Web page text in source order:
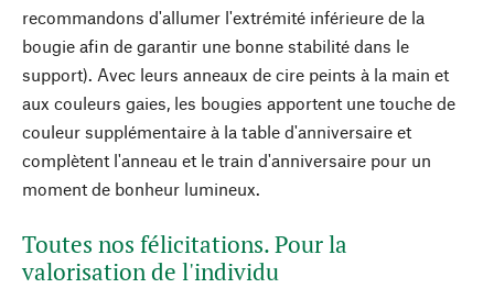
recommandons d'allumer l'extrémité inférieure de la
bougie afin de garantir une bonne stabilité dans le
support). Avec leurs anneaux de cire peints à la main et
aux couleurs gaies, les bougies apportent une touche de
couleur supplémentaire à la table d'anniversaire et
complètent l'anneau et le train d'anniversaire pour un
moment de bonheur lumineux.
Toutes nos félicitations. Pour la
valorisation de l'individu